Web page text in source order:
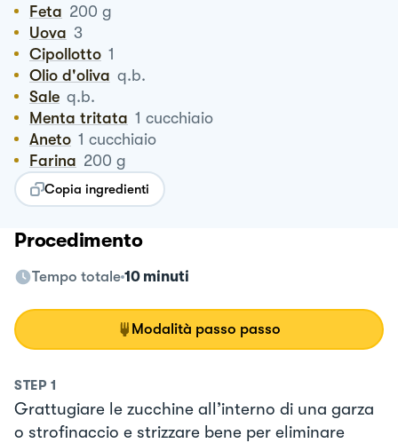
Feta 200 g
Uova 3
Cipollotto 1
Olio d'oliva q.b.
Sale q.b.
Menta tritata 1 cucchiaio
Aneto 1 cucchiaio
Farina 200 g
Copia ingredienti
Procedimento
Tempo totale 10 minuti
Modalità passo passo
STEP 1
Grattugiare le zucchine all’interno di una garza
o strofinaccio e strizzare bene per eliminare